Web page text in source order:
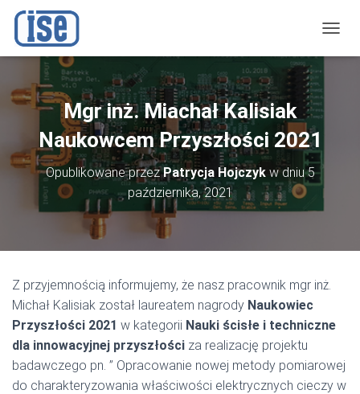
R
C
Mgr inż. Miachał Kalisiak
Naukowcem Przyszłości 2021
Opublikowane przezPatrycja Hojczykw dniu5
października, 2021
Z przyjemnością informujemy, że nasz pracownik mgr inż.
Michał Kalisiak został laureatem nagrody Naukowiec
Przyszłości 2021 w kategorii Nauki ścisłe i techniczne
dla innowacyjnej przyszłości za realizację projektu
badawczego pn. ” Opracowanie nowej metody pomiarowej
do charakteryzowania właściwości elektrycznych cieczy w